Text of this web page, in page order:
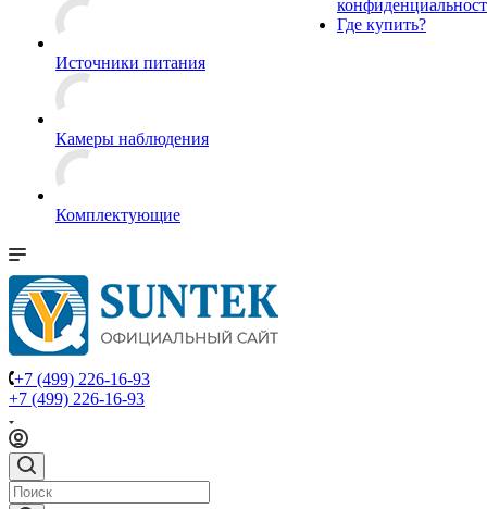
Источники питания
Камеры наблюдения
Комплектующие
Где купить?
+7 (499) 226-16-93
+7 (499) 226-16-93